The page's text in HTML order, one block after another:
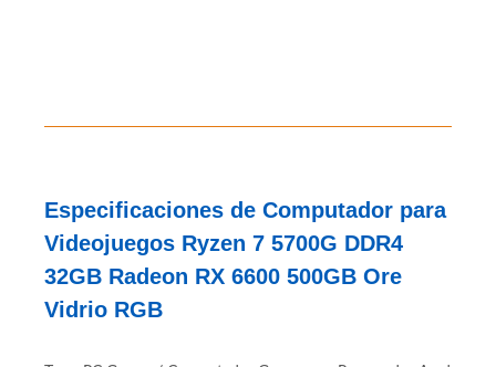
Especificaciones de Computador para
Videojuegos Ryzen 7 5700G DDR4
32GB Radeon RX 6600 500GB Ore
Vidrio RGB